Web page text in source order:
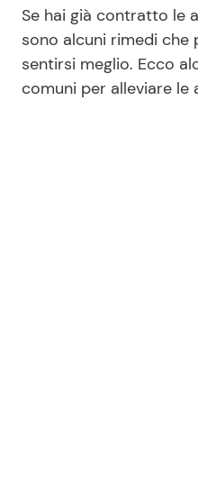
Se hai già contratto le
sono alcuni rimedi che
sentirsi meglio. Ecco
comuni per alleviare le